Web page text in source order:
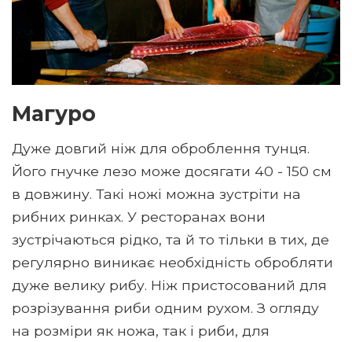
Магуро
Дуже довгий ніж для оброблення тунця.
Його гнучке лезо може досягати 40 - 150 см
в довжину. Такі ножі можна зустріти на
рибних ринках. У ресторанах вони
зустрічаються рідко, та й то тільки в тих, де
регулярно виникає необхідність обробляти
дуже велику рибу. Ніж пристосований для
розрізування риби одним рухом. З огляду
на розміри як ножа, так і риби, для